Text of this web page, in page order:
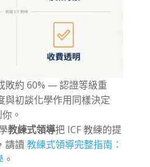
敗約 60% — 認證等級重
與初談化學作用同樣決定
。
教練式領導把 ICF 教練的提
請讀 教練式領導完整指南：
。